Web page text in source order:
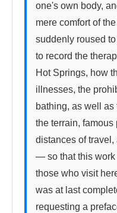
one's own body,
mere comfort of
suddenly roused
to record the
Hot Springs, how
illnesses, the
bathing, as well
the terrain,
distances of
— so that this work
those who visit
was at last
requesting a